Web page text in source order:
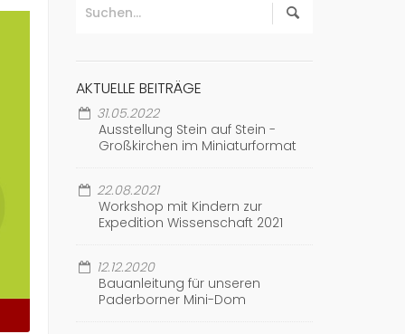
AKTUELLE BEITRÄGE
31.05.2022
Ausstellung Stein auf Stein -
Großkirchen im Miniaturformat
22.08.2021
Workshop mit Kindern zur
Expedition Wissenschaft 2021
12.12.2020
Bauanleitung für unseren
Paderborner Mini-Dom